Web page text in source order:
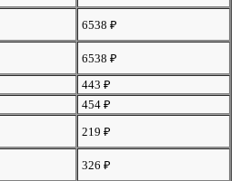
6538 ₽
6538 ₽
443 ₽
454 ₽
219 ₽
326 ₽